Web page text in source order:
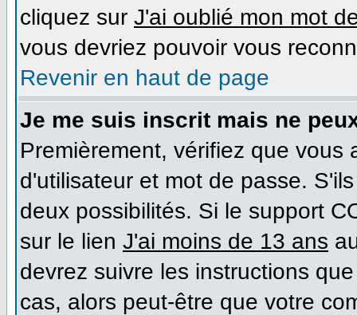
cliquez sur J'ai oublié mon mot
vous devriez pouvoir vous
Revenir en haut de page
Je me suis inscrit mais ne
Premièrement, vérifiez que
d'utilisateur et mot de passe.
deux possibilités. Si le support
sur le lien J'ai moins de 13 ans
devrez suivre les instructions
cas, alors peut-être que votre